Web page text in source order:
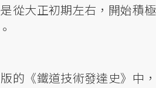
從大正初期左右，開始積極
的《鐵道技術發達史》中，